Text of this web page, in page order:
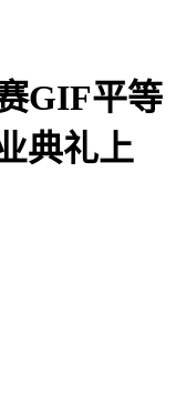
GIF平等
典礼上